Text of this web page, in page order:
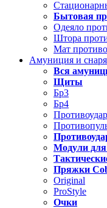
Бытовая
Одеяло
Штора
Мат
Амуниция и
Вся
Щиты
Бр3
Бр4
Модули
Пряжки
Original
ProStyle
Очки